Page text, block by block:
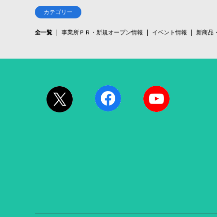
カテゴリー
全一覧 事業所ＰＲ・新規オープン情報 イベント情報 新商品